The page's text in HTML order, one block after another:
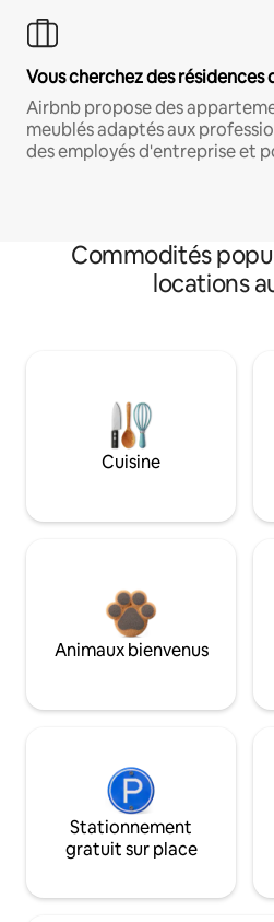
Vous cherchez des résidences
Airbnb propose des
meublés adaptés aux
des employés d'entreprise et
Commodités
locations
Cuisine
Animaux bienvenus
Stationnement
gratuit sur place